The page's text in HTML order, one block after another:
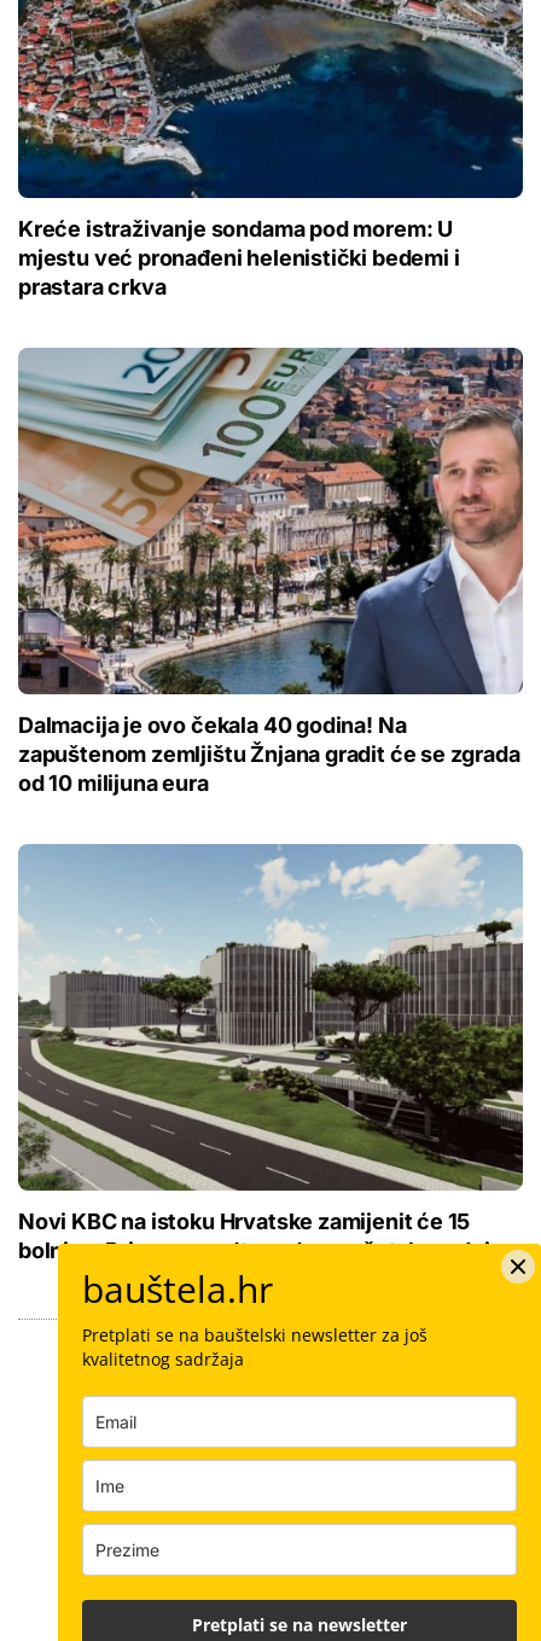
Kreće istraživanje sondama pod morem: U
mjestu već pronađeni helenistički bedemi i
prastara crkva
Dalmacija je ovo čekala 40 godina! Na
zapuštenom zemljištu Žnjana gradit će se zgrada
od 10 milijuna eura
Novi KBC na istoku Hrvatske zamijenit će 15
bolnica: Priprema se 'teren' za početak gradnje
bauštela.hr
Pretplati se na bauštelski newsletter za još
kvalitetnog sadržaja
Pretplati se na newsletter